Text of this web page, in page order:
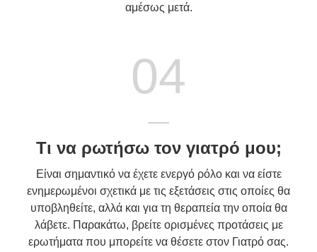
αμέσως μετά.
04
Τι να ρωτήσω τον γιατρό μου;
Είναι σημαντικό να έχετε ενεργό ρόλο και να είστε
ενημερωμένοι σχετικά με τις εξετάσεις στις οποίες θα
υποβληθείτε, αλλά και για τη θεραπεία την οποία θα
λάβετε. Παρακάτω, βρείτε ορισμένες προτάσεις με
ερωτήματα που μπορείτε να θέσετε στον Γιατρό σας.